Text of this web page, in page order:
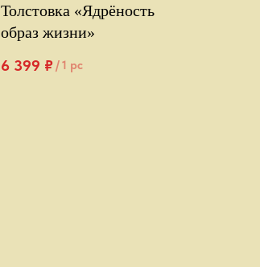
Толстовка «Ядрёность
образ жизни»
6 399 ₽/1 pc